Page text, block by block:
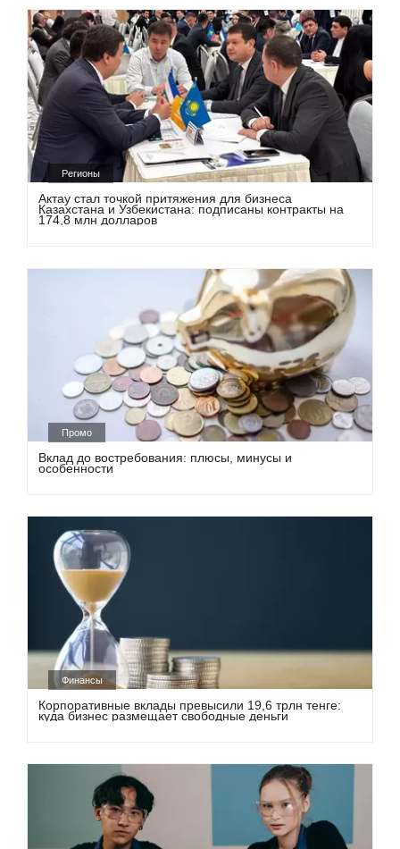
Регионы
Актау стал точкой притяжения для бизнеса
Казахстана и Узбекистана: подписаны контракты на
174,8 млн долларов
Промо
Вклад до востребования: плюсы, минусы и
особенности
Финансы
Корпоративные вклады превысили 19,6 трлн тенге:
куда бизнес размещает свободные деньги